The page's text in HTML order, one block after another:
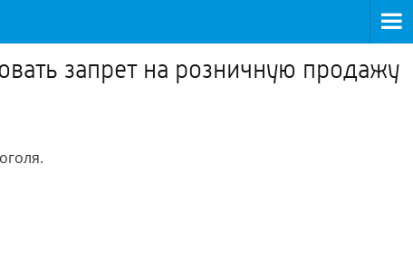
запрет на розничную продажу